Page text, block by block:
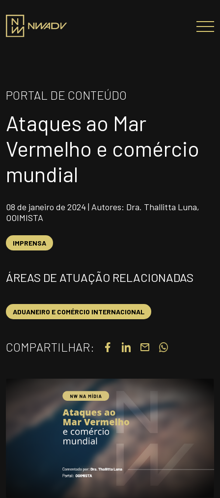
Entregas e Soluções
Prêmios/Reconhecimentos
PROFISSIONAIS
ÁREAS DE ATUAÇÃO
ATUAÇÃO INTERNACIONAL
OPORTUNIDADES/CARREIRA
PRIVACIDADE
CONTATO
Siga-nos
PORTAL DE CONTEÚDO
Ataques ao Mar
Vermelho e comércio
mundial
08 de janeiro de 2024 | Autores: Dra. Thallitta Luna,
OOIMISTA
IMPRENSA
ÁREAS DE ATUAÇÃO RELACIONADAS
ADUANEIRO E COMÉRCIO INTERNACIONAL
COMPARTILHAR: